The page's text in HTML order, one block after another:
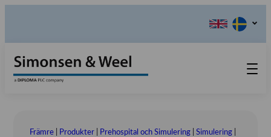
Kontakta oss
Främre| Produkter| Prehospital och Simulering| Simulering|